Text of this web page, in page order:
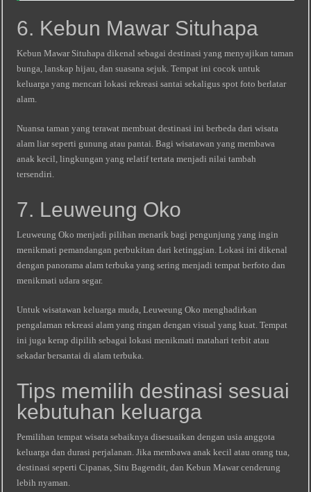
6. Kebun Mawar Situhapa
Kebun Mawar Situhapa dikenal sebagai destinasi yang menyajikan taman
bunga, lanskap hijau, dan suasana sejuk. Tempat ini cocok untuk
keluarga yang mencari lokasi rekreasi santai sekaligus spot foto berlatar
alam.
Nuansa taman yang terawat membuat destinasi ini berbeda dari wisata
alam liar seperti gunung atau pantai. Bagi wisatawan yang membawa
anak kecil, lingkungan yang relatif tertata menjadi nilai tambah
tersendiri.
7. Leuweung Oko
Leuweung Oko menjadi pilihan menarik bagi pengunjung yang ingin
menikmati pemandangan perbukitan dari ketinggian. Lokasi ini dikenal
dengan panorama alam terbuka yang sering menjadi tempat berfoto dan
menikmati udara segar.
Untuk wisatawan keluarga muda, Leuweung Oko menghadirkan
pengalaman rekreasi alam yang ringan dengan visual yang kuat. Tempat
ini juga kerap dipilih sebagai lokasi menikmati matahari terbit atau
sekadar bersantai di alam terbuka.
Tips memilih destinasi sesuai
kebutuhan keluarga
Pemilihan tempat wisata sebaiknya disesuaikan dengan usia anggota
keluarga dan durasi perjalanan. Jika membawa anak kecil atau orang tua,
destinasi seperti Cipanas, Situ Bagendit, dan Kebun Mawar cenderung
lebih nyaman.